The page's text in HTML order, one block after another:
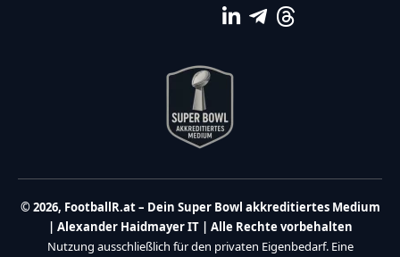
© 2026, FootballR.at – Dein Super Bowl akkreditiertes Medium
| Alexander Haidmayer IT | Alle Rechte vorbehalten
Nutzung ausschließlich für den privaten Eigenbedarf. Eine